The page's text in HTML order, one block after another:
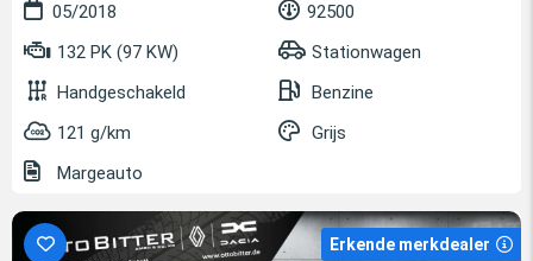
05/2018
92500
132 PK (97 KW)
Stationwagen
Handgeschakeld
Benzine
121 g/km
Grijs
Margeauto
Erkende merkdealer